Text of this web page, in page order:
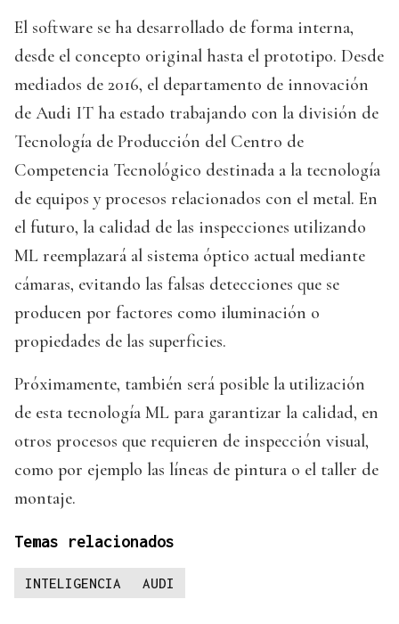
El software se ha desarrollado de forma interna,
desde el concepto original hasta el prototipo. Desde
mediados de 2016, el departamento de innovación
de Audi IT ha estado trabajando con la división de
Tecnología de Producción del Centro de
Competencia Tecnológico destinada a la tecnología
de equipos y procesos relacionados con el metal. En
el futuro, la calidad de las inspecciones utilizando
ML reemplazará al sistema óptico actual mediante
cámaras, evitando las falsas detecciones que se
producen por factores como iluminación o
propiedades de las superficies.
Próximamente, también será posible la utilización
de esta tecnología ML para garantizar la calidad, en
otros procesos que requieren de inspección visual,
como por ejemplo las líneas de pintura o el taller de
montaje.
Temas relacionados
INTELIGENCIA AUDI